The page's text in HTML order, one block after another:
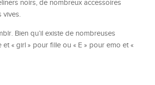
noirs, de nombreux accessoires
vives.
Bien qu’il existe de nombreuses
« girl » pour fille ou « E » pour emo et «